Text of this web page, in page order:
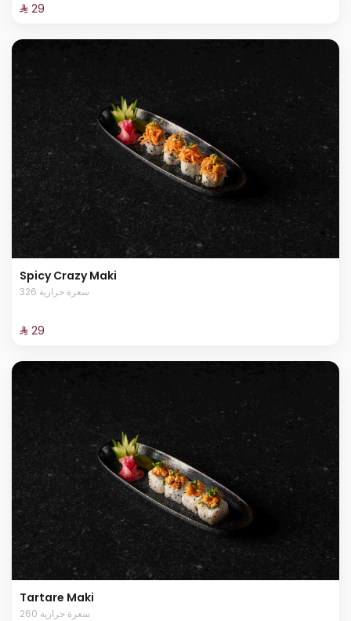
⁨⁦‪‬ 29⁩
Spicy Crazy Maki
326 سعرة حرارية
⁨⁦‪‬ 29⁩
Tartare Maki
260 سعرة حرارية